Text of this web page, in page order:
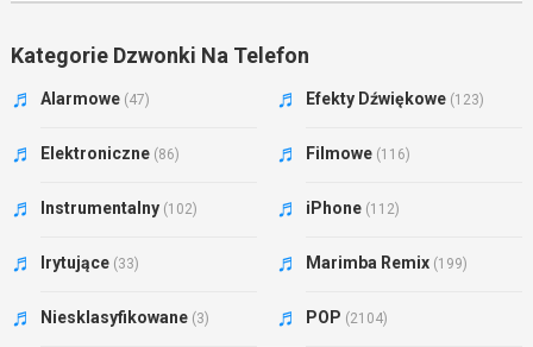
Kategorie Dzwonki Na Telefon
Alarmowe (47) Efekty Dźwiękowe (123)
Elektroniczne (86) Filmowe (116)
Instrumentalny (102) iPhone (112)
Irytujące (33) Marimba Remix (199)
Niesklasyfikowane (3) POP (2104)